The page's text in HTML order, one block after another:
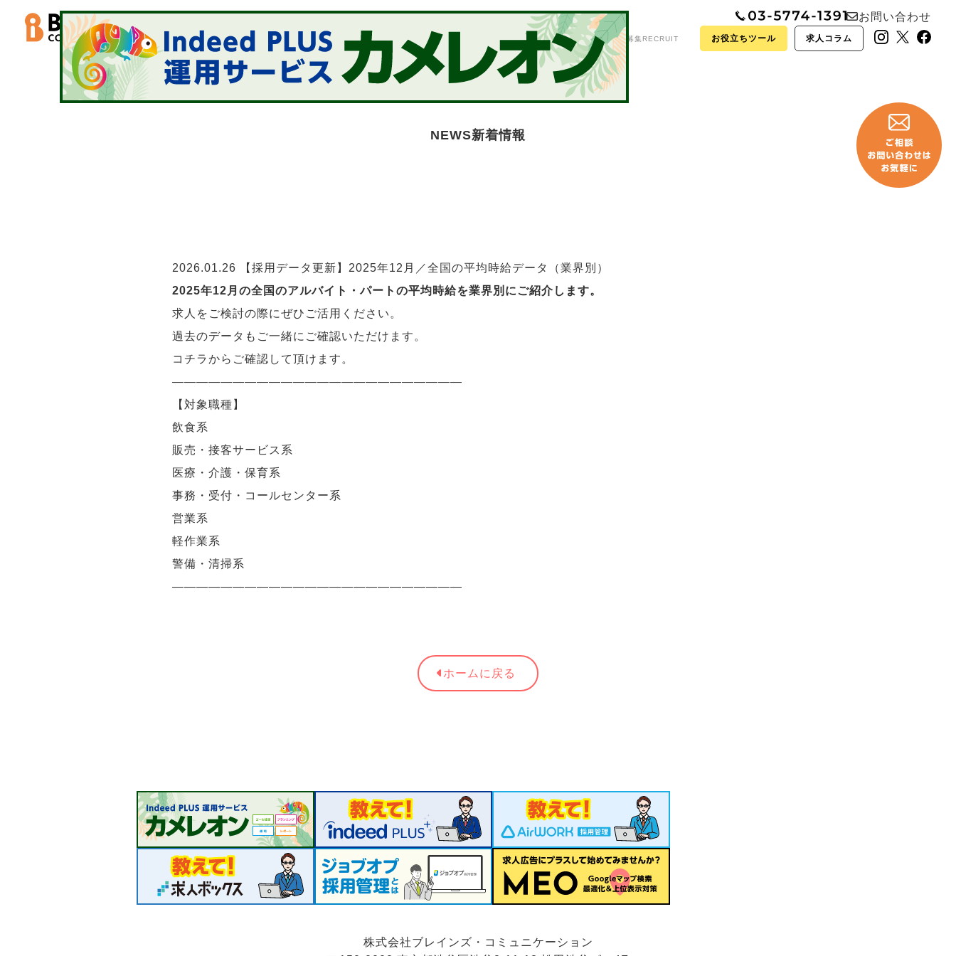
お問い合わせ
事業内容 SERVICE 制作事例 採用データ 会社概要PROFILE スタッフ募集RECRUIT お役立ちツール 求人コラム
NEWS新着情報
2026.01.26
【採用データ更新】2025年12月／全国の平均時給データ（業界別）
2025年12月の全国のアルバイト・パートの平均時給を業界別にご紹介します。
求人をご検討の際にぜひご活用ください。
過去のデータもご一緒にご確認いただけます。
コチラからご確認して頂けます。
————————————————————————
【対象職種】
飲食系
販売・接客サービス系
医療・介護・保育系
事務・受付・コールセンター系
営業系
軽作業系
警備・清掃系
————————————————————————
ホームに戻る
株式会社ブレインズ・コミュニケーション